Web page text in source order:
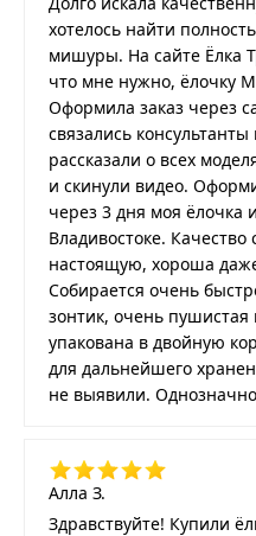
хотелось найти
мишуры. На сайте Ёлка
что мне нужно, ёлочку
Оформила заказ через
связались
рассказали о всех
и скинули видео.
через 3 дня моя ёлочка
Владивостоке.
настоящую, хороша
Собирается очень
зонтик, очень пушистая
упакована в двойную
для дальнейшего
не выявили.
Алла З.
Здравствуйте! Купили